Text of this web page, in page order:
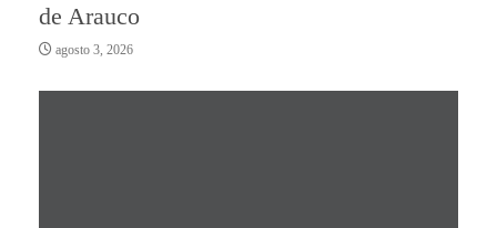
de Arauco
agosto 3, 2026